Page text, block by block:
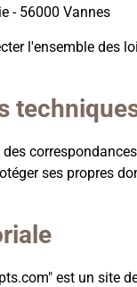
- 56000 Vannes
l'ensemble des
des
ses propres
est un site